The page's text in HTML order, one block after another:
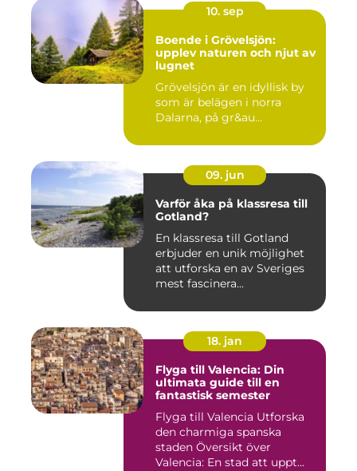
10. sep
Boende i Grövelsjön:
upplev naturen och njut av
lugnet
Grövelsjön är en idyllisk by
som är belägen i norra
Dalarna, på gr&au...
09. jun
Varför åka på klassresa till
Gotland?
En klassresa till Gotland
erbjuder en unik möjlighet
att utforska en av Sveriges
mest fascinera...
18. jan
Flyga till Valencia: Din
ultimata guide till en
fantastisk semester
Flyga till Valencia Utforska
den charmiga spanska
staden Översikt över
Valencia: En stad att uppt...